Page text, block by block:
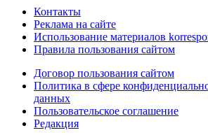
Контакты
Реклама на сайте
Использование материалов
Правила пользования сайтом
Договор пользования сайтом
Политика в сфере
данных
Пользовательское соглашение
Редакция